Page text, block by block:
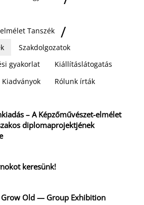
Tanszék
Szakdolgozatok
gyakorlat
Kiállításlátogatás
Kiadványok Rólunk írták
– A Képzőművészet-elmélet
diplomaprojektjének
keresünk!
Old — Group Exhibition